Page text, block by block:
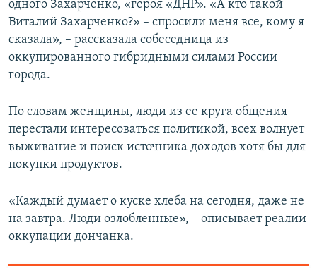
одного Захарченко, «героя «ДНР». «А кто такой
Виталий Захарченко?» – спросили меня все, кому я
сказала», – рассказала собеседница из
оккупированного гибридными силами России
города.
По словам женщины, люди из ее круга общения
перестали интересоваться политикой, всех волнует
выживание и поиск источника доходов хотя бы для
покупки продуктов.
«Каждый думает о куске хлеба на сегодня, даже не
на завтра. Люди озлобленные», – описывает реалии
оккупации дончанка.